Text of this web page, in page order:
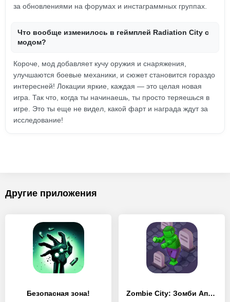
за обновлениями на форумах и инстаграммных группах.
Что вообще изменилось в геймплей Radiation City с
модом?
Короче, мод добавляет кучу оружия и снаряжения,
улучшаются боевые механики, и сюжет становится гораздо
интересней! Локации яркие, каждая — это целая новая
игра. Так что, когда ты начинаешь, ты просто теряешься в
игре. Это ты еще не видел, какой фарт и награда ждут за
исследование!
Другие приложения
Безопасная зона! Zombie City: Зомби Апокалипсис